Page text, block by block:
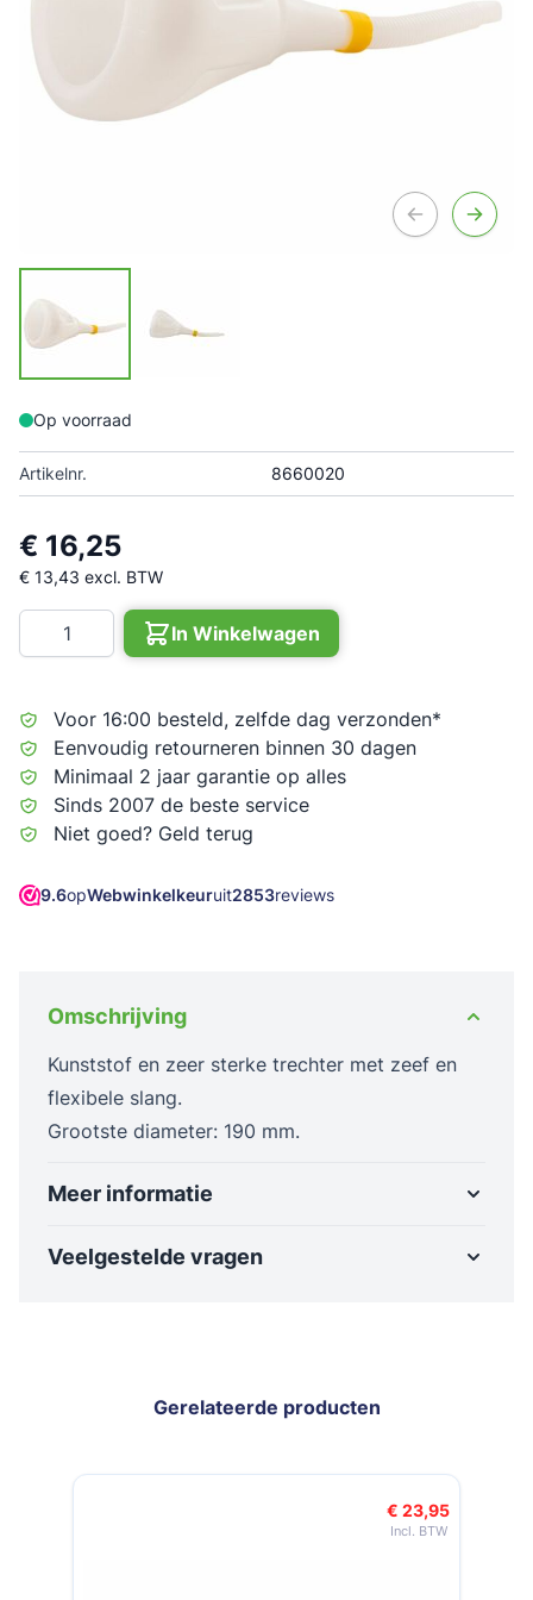
Op voorraad
Artikelnr. 8660020
€ 16,25
€ 13,43 excl. BTW
Aantal
In Winkelwagen
Voor 16:00 besteld, zelfde dag verzonden*
Eenvoudig retourneren binnen 30 dagen
Minimaal 2 jaar garantie op alles
Sinds 2007 de beste service
Niet goed? Geld terug
9.6opWebwinkelkeuruit2853reviews
Omschrijving
Kunststof en zeer sterke trechter met zeef en
flexibele slang.
Grootste diameter: 190 mm.
Meer informatie
Veelgestelde vragen
Gerelateerde producten
Navigeren door de elementen van de carrousel is mogelijk met
Druk om carrousel over te slaan
Druk op om naar carrouselnavigatie te gaan